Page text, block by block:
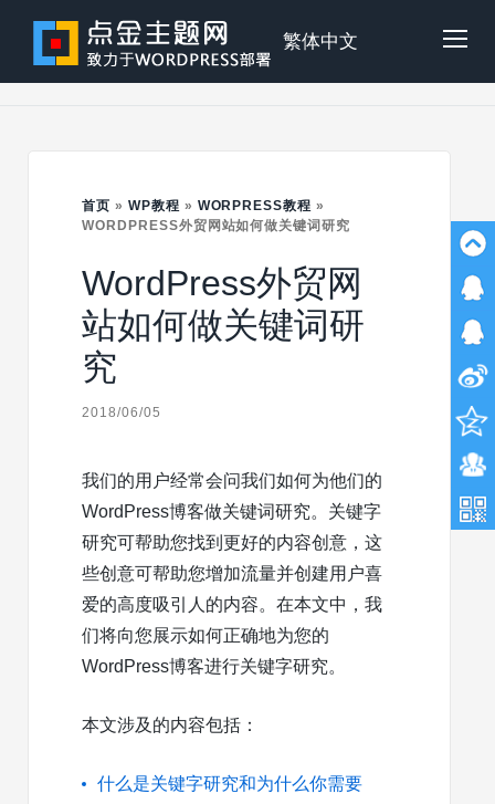
content
点
主
题
繁体中文
首页 » WP教程 » WORPRESS教程 »
WORDPRESS外贸网站如何做关键词研究
WordPress外贸网
站如何做关键词研
究
2018/06/05
我们的用户经常会问我们如何为他们的
WordPress博客做关键词研究。关键字
研究可帮助您找到更好的内容创意，这
些创意可帮助您增加流量并创建用户喜
爱的高度吸引人的内容。在本文中，我
们将向您展示如何正确地为您的
WordPress博客进行关键字研究。
本文涉及的内容包括：
什么是关键字研究和为什么你需要